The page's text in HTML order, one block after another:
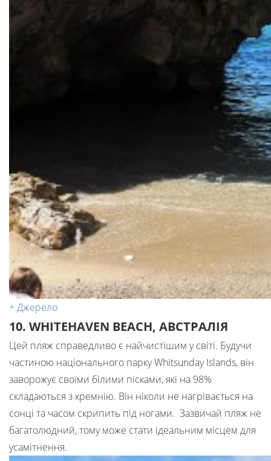
+ Джерело
10. WHITEHAVEN BEACH, АВСТРАЛІЯ
Цей пляж справедливо є найчистішим у світі. Будучи
частиною національного парку Whitsunday Islands, він
заворожує своїми білими пісками, які на 98%
складаються з кремнію. Він ніколи не нагрівається на
сонці та часом скрипить під ногами. Зазвичай пляж не
багатолюдний, тому може стати ідеальним місцем для
усамітнення.